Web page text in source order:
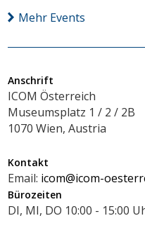
Mehr Events
Anschrift
ICOM Österreich
Museumsplatz 1 / 2 / 2B
1070 Wien, Austria
Kontakt
Email: icom@icom-
Bürozeiten
DI, MI, DO 10:00 - 15:00